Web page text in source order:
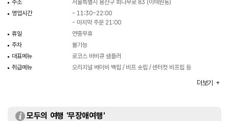
주소
서울특별시 용산구 회나무로 83 (이태원동)
영업시간
- 11:30~22:00
- 마지막 주문 21:00
휴일
연중무휴
주차
불가능
대표메뉴
로코스 바비큐 샘플러
취급메뉴
오리지널 베이비 백립 / 비프 숏립 / 센터컷 비프립 등
더보기
모두의 여행 '무장애여행'